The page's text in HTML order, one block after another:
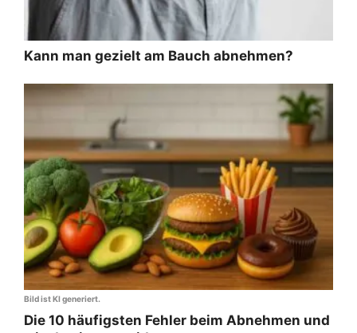
Kann man gezielt am Bauch abnehmen?
Bild ist KI generiert.
Die 10 häufigsten Fehler beim Abnehmen und